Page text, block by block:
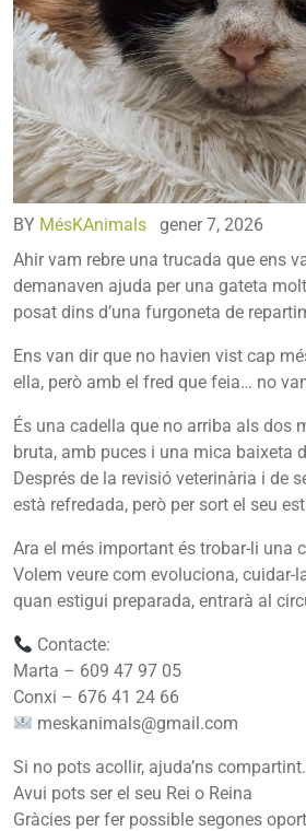
BY MésKAnimals
gener 7, 2026
Ahir vam rebre una trucada que ens
demanaven ajuda per una gateta
posat dins d’una furgoneta de
Ens van dir que no havien vist cap
ella, però amb el fred que feia… no
És una cadella que no arriba als dos
bruta, amb puces i una mica baixeta
Després de la revisió veterinària i de
està refredada, però per sort el seu
Ara el més important és trobar-li una
Volem veure com evoluciona, cuidar-
quan estigui preparada, entrarà al
Contacte:
Marta – 609 47 97 05
Conxi – 676 41 24 66
meskanimals@gmail.com
Si no pots acollir, ajuda’ns compartint.
Avui pots ser el seu Rei o Reina
Gràcies per fer possible segones